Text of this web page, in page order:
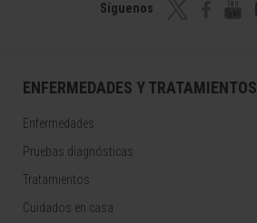
Síguenos
ENFERMEDADES Y TRATAMIENTOS
Enfermedades
Pruebas diagnósticas
Tratamientos
Cuidados en casa